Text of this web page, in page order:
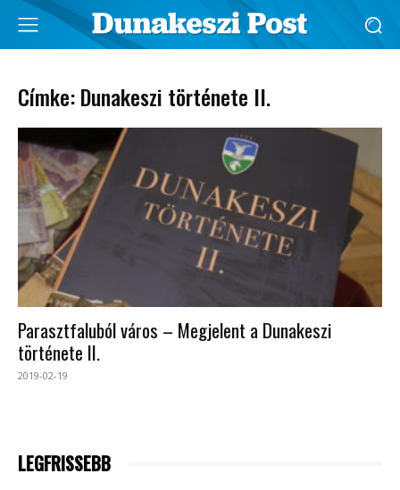
Címke: Dunakeszi története II.
Parasztfaluból város – Megjelent a Dunakeszi
története II.
2019-02-19
LEGFRISSEBB